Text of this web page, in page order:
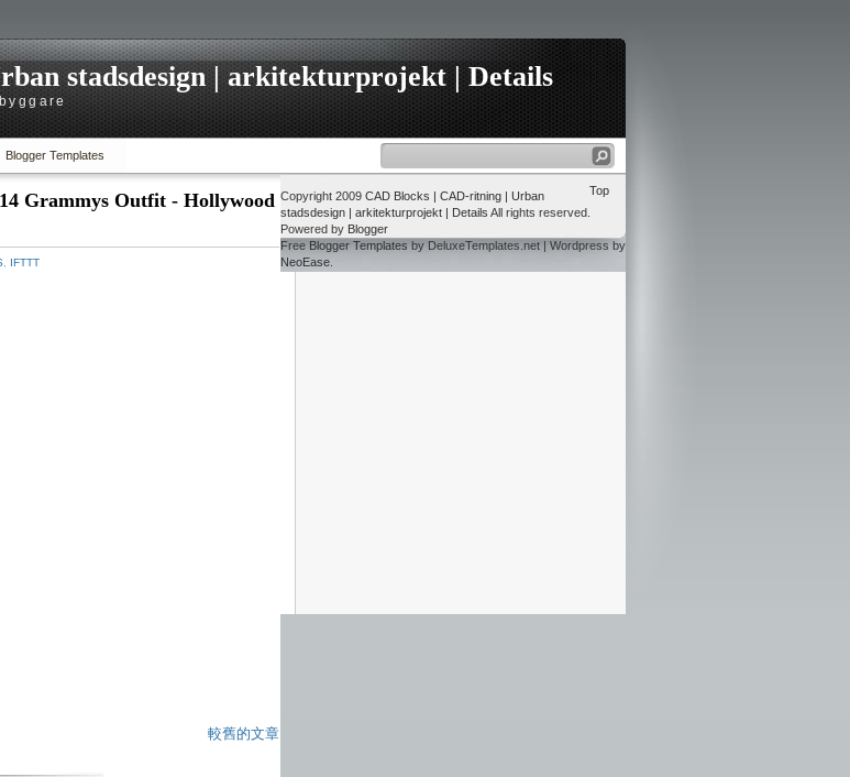
stadsdesign | arkitekturprojekt | Details
Blogger Templates
Grammys Outfit - Hollywood
IFTTT
較舊的文章
Top
Copyright 2009 CAD Blocks | CAD-ritning | Urban
stadsdesign | arkitekturprojekt | Details All rights reserved.
Powered by Blogger
Free Blogger Templates by DeluxeTemplates.net | Wordpress by
NeoEase